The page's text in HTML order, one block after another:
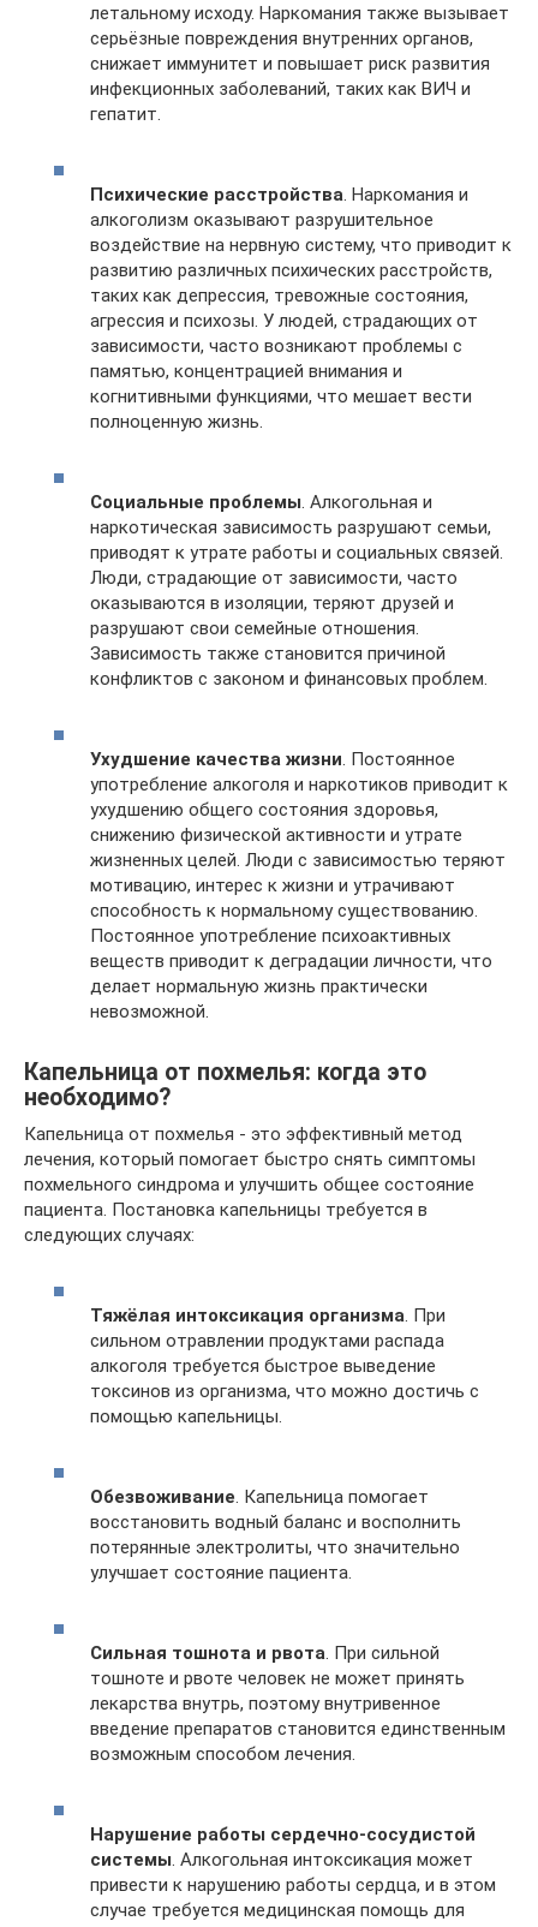
летальному исходу. Наркомания также вызывает
серьёзные повреждения внутренних органов,
снижает иммунитет и повышает риск развития
инфекционных заболеваний, таких как ВИЧ и
гепатит.
Психические расстройства . Наркомания и
алкоголизм оказывают разрушительное
воздействие на нервную систему, что приводит к
развитию различных психических расстройств,
таких как депрессия, тревожные состояния,
агрессия и психозы. У людей, страдающих от
зависимости, часто возникают проблемы с
памятью, концентрацией внимания и
когнитивными функциями, что мешает вести
полноценную жизнь.
Социальные проблемы . Алкогольная и
наркотическая зависимость разрушают семьи,
приводят к утрате работы и социальных связей.
Люди, страдающие от зависимости, часто
оказываются в изоляции, теряют друзей и
разрушают свои семейные отношения.
Зависимость также становится причиной
конфликтов с законом и финансовых проблем.
Ухудшение качества жизни . Постоянное
употребление алкоголя и наркотиков приводит к
ухудшению общего состояния здоровья,
снижению физической активности и утрате
жизненных целей. Люди с зависимостью теряют
мотивацию, интерес к жизни и утрачивают
способность к нормальному существованию.
Постоянное употребление психоактивных
веществ приводит к деградации личности, что
делает нормальную жизнь практически
невозможной.
Капельница от похмелья: когда это
необходимо?
Капельница от похмелья - это эффективный метод
лечения, который помогает быстро снять симптомы
похмельного синдрома и улучшить общее состояние
пациента. Постановка капельницы требуется в
следующих случаях:
Тяжёлая интоксикация организма. При
сильном отравлении продуктами распада
алкоголя требуется быстрое выведение
токсинов из организма, что можно достичь с
помощью капельницы.
Обезвоживание. Капельница помогает
восстановить водный баланс и восполнить
потерянные электролиты, что значительно
улучшает состояние пациента.
Сильная тошнота и рвота. При сильной
тошноте и рвоте человек не может принять
лекарства внутрь, поэтому внутривенное
введение препаратов становится единственным
возможным способом лечения.
Нарушение работы сердечно-сосудистой
системы. Алкогольная интоксикация может
привести к нарушению работы сердца, и в этом
случае требуется медицинская помощь для